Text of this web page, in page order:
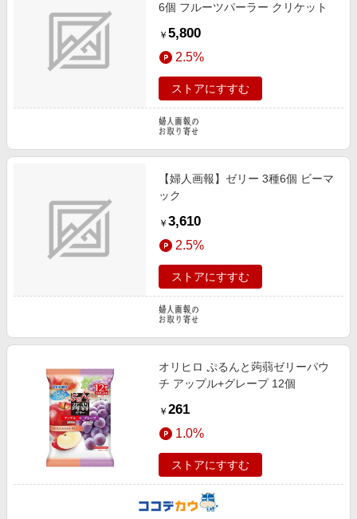
6個 フルーツパーラー クリケット
￥ 5,800
2.5%
ストアにすすむ
【婦人画報】ゼリー 3種6個 ビーマ
ック
￥ 3,610
2.5%
ストアにすすむ
オリヒロ ぷるんと蒟蒻ゼリーパウ
チ アップル+グレープ 12個
￥ 261
1.0%
ストアにすすむ